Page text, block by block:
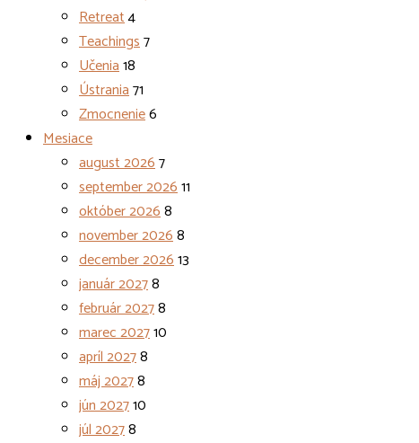
Retreat4
Teachings7
Učenia18
Ústrania71
Zmocnenie6
Mesiace
august 20267
september 202611
október 20268
november 20268
december 202613
január 20278
február 20278
marec 202710
apríl 20278
máj 20278
jún 202710
júl 20278